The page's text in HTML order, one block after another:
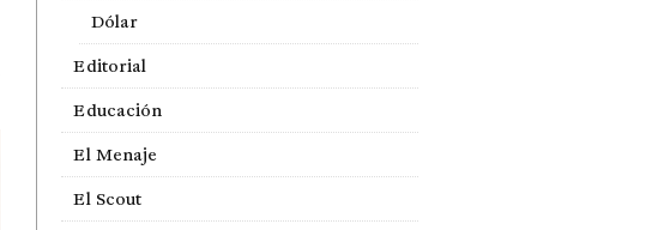
Dólar
Editorial
Educación
El Menaje
El Scout